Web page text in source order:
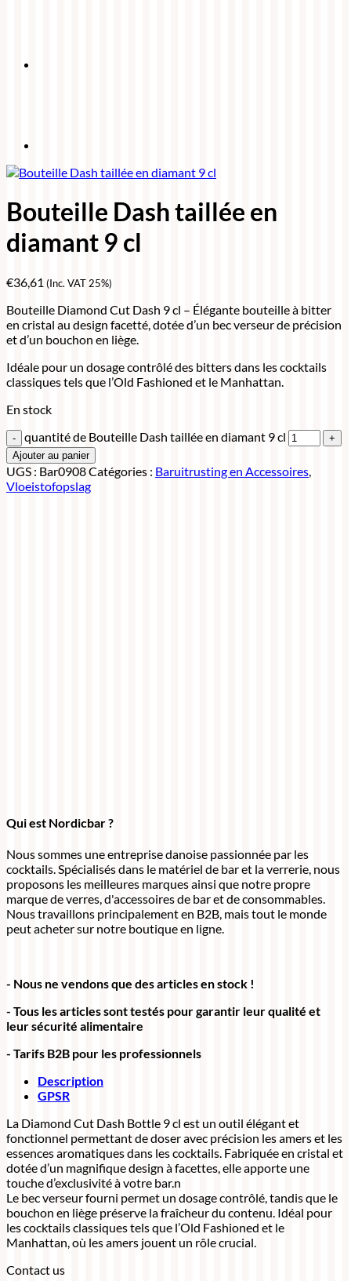
Bouteille Dash taillée en
diamant 9 cl
€36,61 (Inc. VAT 25%)
Bouteille Diamond Cut Dash 9 cl – Élégante bouteille à bitter
en cristal au design facetté, dotée d’un bec verseur de précision
et d’un bouchon en liège.
Idéale pour un dosage contrôlé des bitters dans les cocktails
classiques tels que l’Old Fashioned et le Manhattan.
En stock
quantité de Bouteille Dash taillée en diamant 9 cl
Ajouter au panier
UGS : Bar0908Catégories : Baruitrusting en Accessoires,
Vloeistofopslag
Qui est Nordicbar ?
Nous sommes une entreprise danoise passionnée par les
cocktails. Spécialisés dans le matériel de bar et la verrerie, nous
proposons les meilleures marques ainsi que notre propre
marque de verres, d'accessoires de bar et de consommables.
Nous travaillons principalement en B2B, mais tout le monde
peut acheter sur notre boutique en ligne.
- Nous ne vendons que des articles en stock !
- Tous les articles sont testés pour garantir leur qualité et
leur sécurité alimentaire
- Tarifs B2B pour les professionnels
Description
GPSR
La Diamond Cut Dash Bottle 9 cl est un outil élégant et
fonctionnel permettant de doser avec précision les amers et les
essences aromatiques dans les cocktails. Fabriquée en cristal et
dotée d’un magnifique design à facettes, elle apporte une
touche d’exclusivité à votre bar.n
Le bec verseur fourni permet un dosage contrôlé, tandis que le
bouchon en liège préserve la fraîcheur du contenu. Idéal pour
les cocktails classiques tels que l’Old Fashioned et le
Manhattan, où les amers jouent un rôle crucial.
Contact us